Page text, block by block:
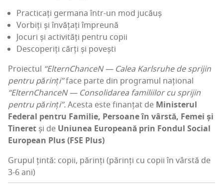
Prac­ti­cați ger­ma­na într-un mod jucăuș
Vor­biți și învă­țați împreună
Jocuri și acti­vi­tăți pen­tru copii
Des­co­pe­riți cărți și povești
Pro­iec­tul “Eltern­Chan­ceN — Calea Karl­sru­he de spri­jin
pen­tru părinți”face par­te din pro­gra­mul națio­nal
“Eltern­Chan­ceN — Con­so­li­da­rea fami­li­i­lor cu spri­jin
pen­tru părinți”.Aces­ta este finan­țat de Minis­te­rul
Fede­ral pen­tru Fami­lie, Per­soa­ne în vâr­stă, Femei și
Tine­ret și de Uniu­nea Euro­pea­nă prin Fon­dul Soci­al
Euro­pean Plus (FSE Plus)
Grupul țintă: copii, părinți (părinți cu copii în vârstă de
3-6 ani)